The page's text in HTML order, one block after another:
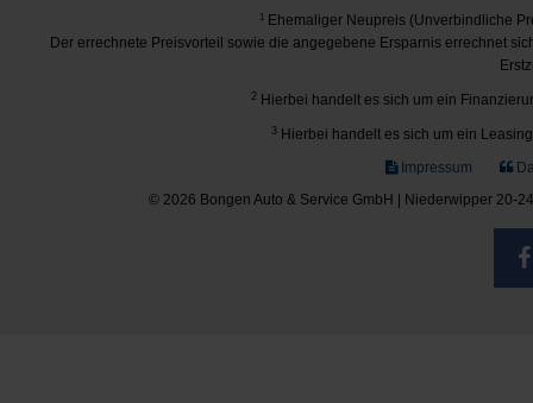
1Ehemaliger Neupreis (Unverbindliche
Der errechnete Preisvorteil sowie die angegebene Ersparnis errechnet
2 Hierbei handelt es sich um ein
3 Hierbei handelt es sich um ein
Impressum
© 2026 Bongen Auto & Service GmbH | Niederwipper 20-